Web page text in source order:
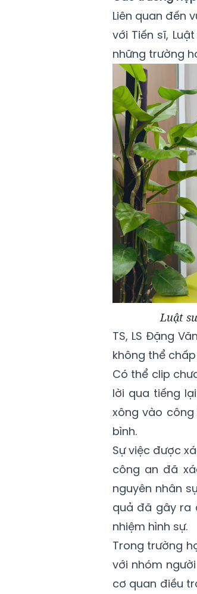
Liên quan đến
với Tiến sĩ,
những trường
Luật
TS, LS Đặng
không thể
Có thể clip
lời qua tiếng
xông vào
bình.
Sự việc được
công an đã
nguyên nhân
quả đã gây ra
nhiệm hình sự.
Trong trường
với nhóm
cơ quan điều